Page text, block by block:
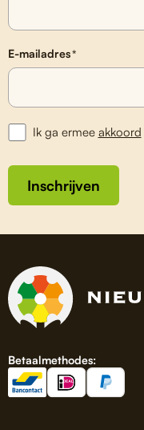
E-mailadres*
Ik ga ermee akkoord
Inschrijven
Betaalmethodes: